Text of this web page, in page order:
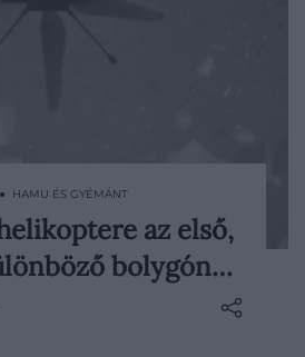
helikoptereket jelenleg
az új űrhelikopter
közel a
HAMU ÉS GYÉMÁNT
az első,
bolygón…